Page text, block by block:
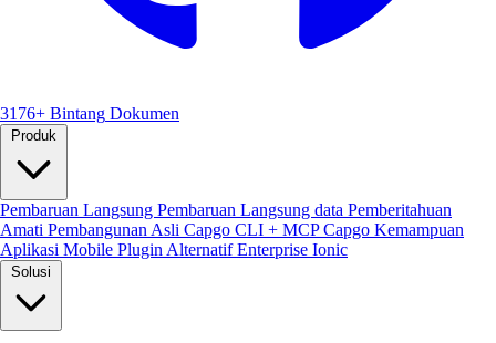
3176+ Bintang Dokumen
Produk
Pembaruan Langsung Pembaruan Langsung data Pemberitahuan
Amati Pembangunan Asli Capgo CLI + MCPCapgo Kemampuan
Aplikasi Mobile Plugin Alternatif Enterprise Ionic
Solusi